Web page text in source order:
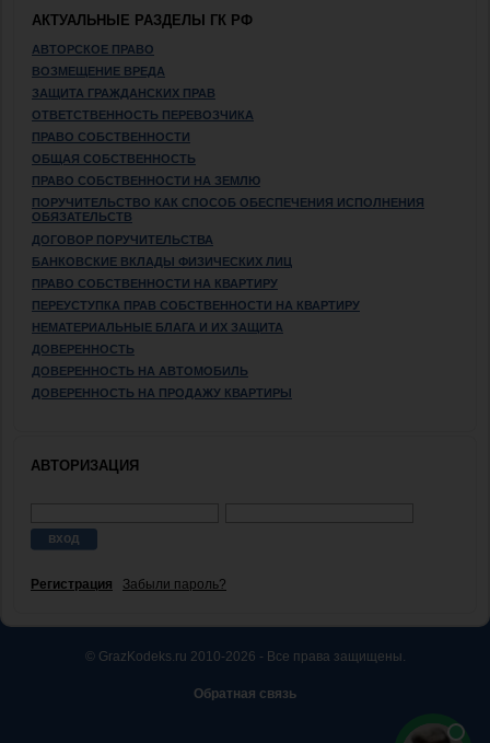
АКТУАЛЬНЫЕ РАЗДЕЛЫ ГК РФ
АВТОРСКОЕ ПРАВО
ВОЗМЕЩЕНИЕ ВРЕДА
ЗАЩИТА ГРАЖДАНСКИХ ПРАВ
ОТВЕТСТВЕННОСТЬ ПЕРЕВОЗЧИКА
ПРАВО СОБСТВЕННОСТИ
ОБЩАЯ СОБСТВЕННОСТЬ
ПРАВО СОБСТВЕННОСТИ НА ЗЕМЛЮ
ПОРУЧИТЕЛЬСТВО КАК СПОСОБ ОБЕСПЕЧЕНИЯ ИСПОЛНЕНИЯ
ОБЯЗАТЕЛЬСТВ
ДОГОВОР ПОРУЧИТЕЛЬСТВА
БАНКОВСКИЕ ВКЛАДЫ ФИЗИЧЕСКИХ ЛИЦ
ПРАВО СОБСТВЕННОСТИ НА КВАРТИРУ
ПЕРЕУСТУПКА ПРАВ СОБСТВЕННОСТИ НА КВАРТИРУ
НЕМАТЕРИАЛЬНЫЕ БЛАГА И ИХ ЗАЩИТА
ДОВЕРЕННОСТЬ
ДОВЕРЕННОСТЬ НА АВТОМОБИЛЬ
ДОВЕРЕННОСТЬ НА ПРОДАЖУ КВАРТИРЫ
АВТОРИЗАЦИЯ
Регистрация Забыли пароль?
© GrazKodeks.ru 2010-2026 - Все права защищены.
Обратная связь